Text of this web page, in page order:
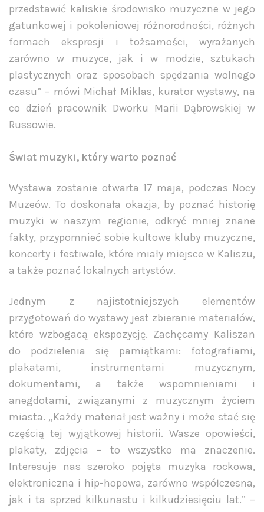
przedstawić kaliskie środowisko muzyczne w jego
gatunkowej i pokoleniowej różnorodności, różnych
formach ekspresji i tożsamości, wyrażanych
zarówno w muzyce, jak i w modzie, sztukach
plastycznych oraz sposobach spędzania wolnego
czasu” – mówi Michał Miklas, kurator wystawy, na
co dzień pracownik Dworku Marii Dąbrowskiej w
Russowie.
Świat muzyki, który warto poznać
Wystawa zostanie otwarta 17 maja, podczas Nocy
Muzeów. To doskonała okazja, by poznać historię
muzyki w naszym regionie, odkryć mniej znane
fakty, przypomnieć sobie kultowe kluby muzyczne,
koncerty i festiwale, które miały miejsce w Kaliszu,
a także poznać lokalnych artystów.
Jednym z najistotniejszych elementów
przygotowań do wystawy jest zbieranie materiałów,
które wzbogacą ekspozycję. Zachęcamy Kaliszan
do podzielenia się pamiątkami: fotografiami,
plakatami, instrumentami muzycznym,
dokumentami, a także wspomnieniami i
anegdotami, związanymi z muzycznym życiem
miasta. „Każdy materiał jest ważny i może stać się
częścią tej wyjątkowej historii. Wasze opowieści,
plakaty, zdjęcia – to wszystko ma znaczenie.
Interesuje nas szeroko pojęta muzyka rockowa,
elektroniczna i hip-hopowa, zarówno współczesna,
jak i ta sprzed kilkunastu i kilkudziesięciu lat.” –